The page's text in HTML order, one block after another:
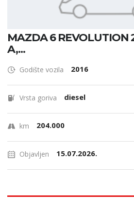
MAZDA 6 REVOLUTION
A,...
Godište vozila 2016
Vrsta goriva diesel
km 204.000
Objavljen 15.07.2026.